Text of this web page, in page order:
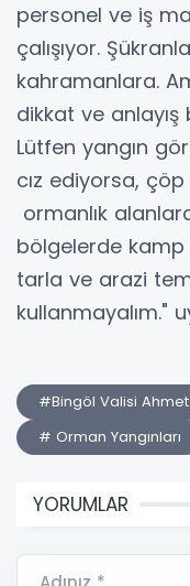
personel ve iş
çalışıyor.
kahramanlara.
dikkat ve anlayış
Lütfen yangın
cız ediyorsa,
ormanlık
bölgelerde kamp
tarla ve arazi
kullanmayalım."
#Bingöl Valisi
# Orman Yangınları
YORUMLAR